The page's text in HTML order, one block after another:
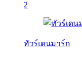
2
ทัวร์เดนมาร์ก